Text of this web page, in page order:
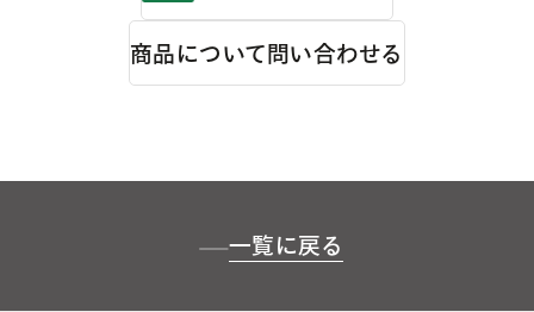
商品について問い合わせる
一覧に戻る